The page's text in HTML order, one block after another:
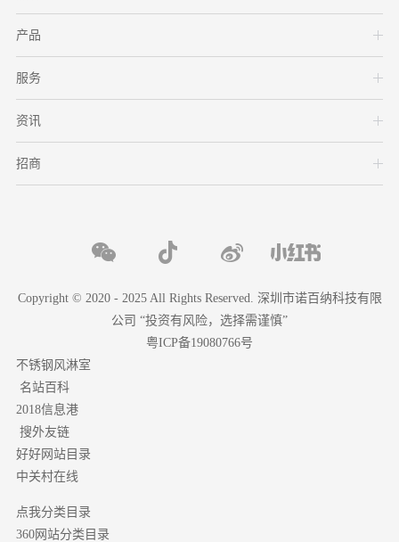
产品
服务
资讯
招商
Copyright © 2020 - 2025 All Rights Reserved. 深圳市诺百纳科技有限
公司 “投资有风险，选择需谨慎”
粤ICP备19080766号
不锈钢风淋室
名站百科
2018信息港
搜外友链
好好网站目录
中关村在线
点我分类目录
360网站分类目录